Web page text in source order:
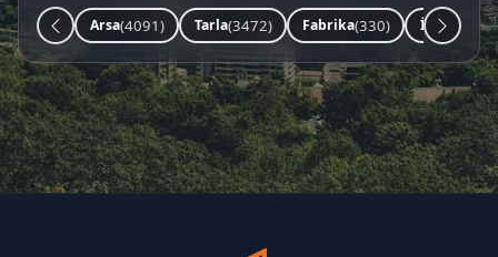
Arsa(4091) Tarla(3472) Fabrika(330) İşyeri(253)